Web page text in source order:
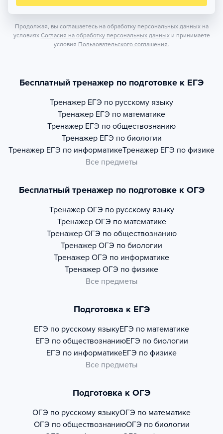
Продолжая, вы соглашаетесь на обработку персональных данных на
условиях Согласия на обработку персональных данных и принимаете
условия Пользовательского соглашения.
Бесплатный тренажер по подготовке к ЕГЭ
Тренажер ЕГЭ по русскому языку
Тренажер ЕГЭ по математике
Тренажер ЕГЭ по обществознанию
Тренажер ЕГЭ по биологии
Тренажер ЕГЭ по информатикеТренажер ЕГЭ по физике
Все предметы
Бесплатный тренажер по подготовке к ОГЭ
Тренажер ОГЭ по русскому языку
Тренажер ОГЭ по математике
Тренажер ОГЭ по обществознанию
Тренажер ОГЭ по биологии
Тренажер ОГЭ по информатике
Тренажер ОГЭ по физике
Все предметы
Подготовка к ЕГЭ
ЕГЭ по русскому языкуЕГЭ по математике
ЕГЭ по обществознаниюЕГЭ по биологии
ЕГЭ по информатикеЕГЭ по физике
Все предметы
Подготовка к ОГЭ
ОГЭ по русскому языкуОГЭ по математике
ОГЭ по обществознаниюОГЭ по биологии